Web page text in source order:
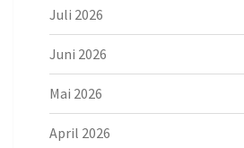
Juli 2026
Juni 2026
Mai 2026
April 2026